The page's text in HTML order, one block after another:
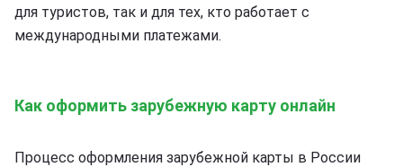
для туристов, так и для тех, кто работает с
международными платежами.
Как оформить зарубежную карту онлайн
Процесс оформления зарубежной карты в России